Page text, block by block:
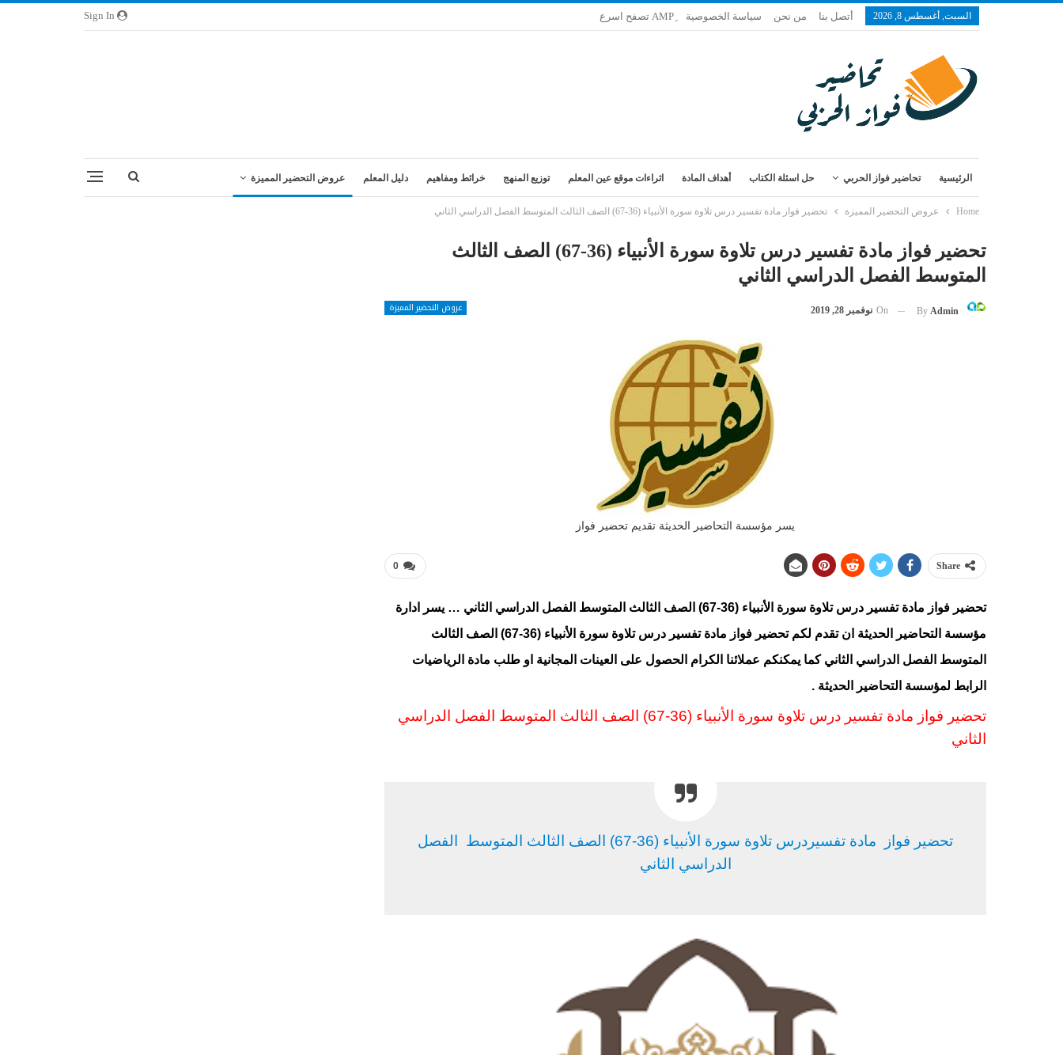
السبت, أغسطس 8, 2026 أتصل بنا من نحن سياسة الخصوصية
الرئيسية تحاضير فواز الحربي حل اسئلة الكتاب أهداف المادة اثراءات موقع عين المعلم توزيع المنهج خرائط ومفاهيم دليل المعلم عروض التحضير المميزة
Home عروض التحضير المميزة تحضير فواز مادة تفسير درس تلاوة سورة الأنبياء (36-67) الصف الثالث المتوسط الفصل الدراسي الثاني
تحضير فواز مادة تفسير درس تلاوة سورة الأنبياء (36-67) الصف الثالث
المتوسط الفصل الدراسي الثاني
عروض التحضير المميزة By Admin
On نوفمبر 28, 2019
يسر مؤسسة التحاضير الحديثة تقديم تحضير فواز
0 Share
تحضير فواز مادة تفسير درس تلاوة سورة الأنبياء (36-67) الصف الثالث المتوسط الفصل الدراسي الثاني … يسر ادارة
مؤسسة التحاضير الحديثة ان تقدم لكم تحضير فواز
مادة تفسير درس تلاوة سورة الأنبياء (36-67) الصف الثالث
المتوسط الفصل الدراسي الثاني كما يمكنكم عملائنا الكرام الحصول على العينات المجانية او طلب مادة الرياضيات
الرابط لمؤسسة التحاضير الحديثة .
تحضير فواز مادة تفسير درس تلاوة سورة الأنبياء (36-67) الصف الثالث المتوسط
الفصل الدراسي
الثاني
تحضير فواز مادة تفسيردرس تلاوة سورة الأنبياء (36-67) الصف الثالث المتوسط الفصل
الدراسي الثاني